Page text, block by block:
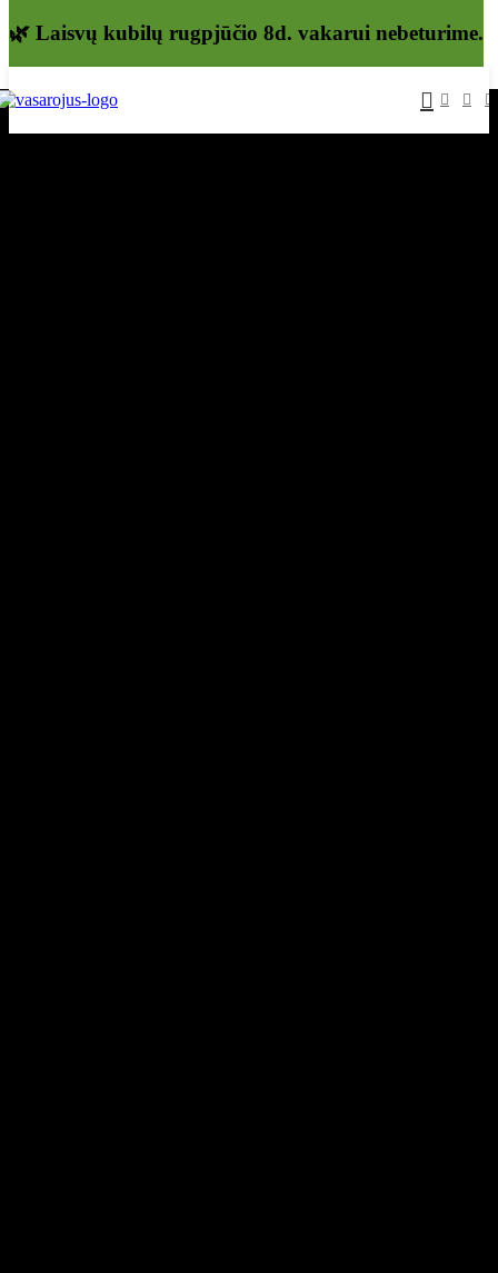
🌿 Laisvų kubilų rugpjūčio 8d. vakarui nebeturime.